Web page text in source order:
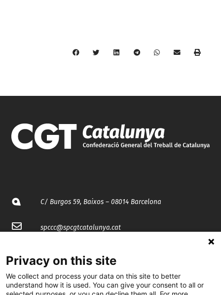
C/ Burgos 59, Baixos – 08014 Barcelona
spccc@spcgtcatalunya.cat
@CGTCatalunya
Privacy on this site
We collect and process your data on this site to better
understand how it is used. You can give your consent to all or